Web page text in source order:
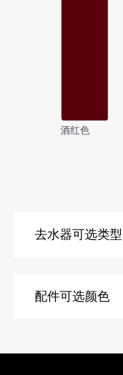
酒红色
去水器可选类型
配件可选颜色